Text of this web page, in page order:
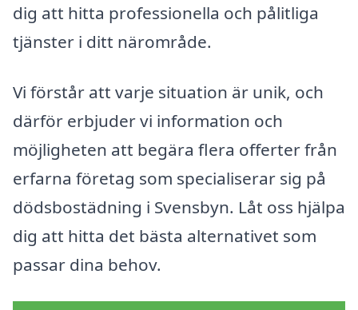
dig att hitta professionella och pålitliga
tjänster i ditt närområde.
Vi förstår att varje situation är unik, och
därför erbjuder vi information och
möjligheten att begära flera offerter från
erfarna företag som specialiserar sig på
dödsbostädning i Svensbyn. Låt oss hjälpa
dig att hitta det bästa alternativet som
passar dina behov.